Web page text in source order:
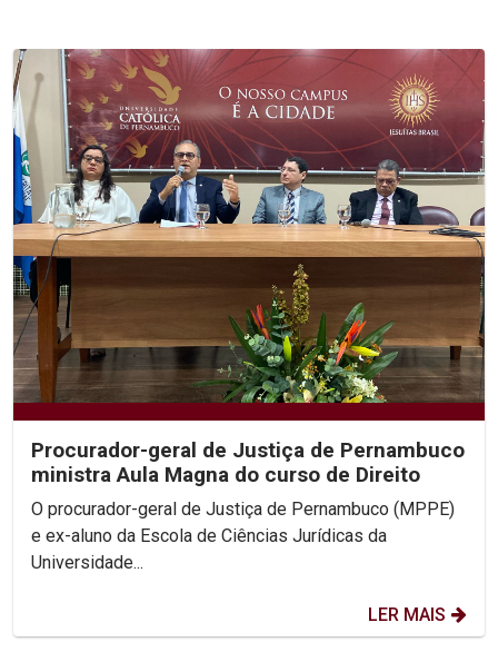
Procurador-geral de Justiça de Pernambuco
ministra Aula Magna do curso de Direito
O procurador-geral de Justiça de Pernambuco (MPPE)
e ex-aluno da Escola de Ciências Jurídicas da
Universidade...
LER MAIS